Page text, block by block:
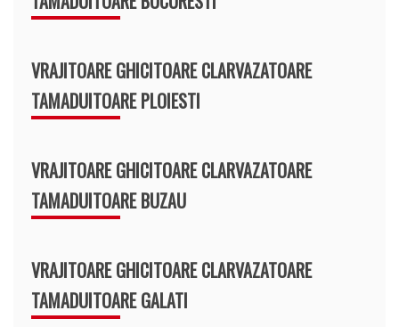
VRAJITOARE GHICITOARE CLARVAZATOARE
TAMADUITOARE PLOIESTI
VRAJITOARE GHICITOARE CLARVAZATOARE
TAMADUITOARE BUZAU
VRAJITOARE GHICITOARE CLARVAZATOARE
TAMADUITOARE GALATI